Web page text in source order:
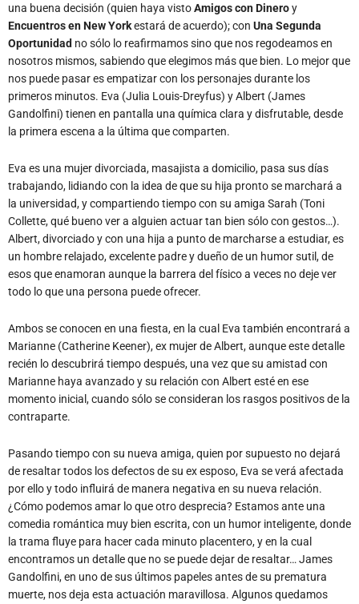
una buena decisión (quien haya vistoAmigos con Dineroy
Encuentros en New Yorkestará de acuerdo); con Una Segunda
Oportunidad no sólo lo reafirmamos sino que nos regodeamos en
nosotros mismos, sabiendo que elegimos más que bien. Lo mejor que
nos puede pasar es empatizar con los personajes durante los
primeros minutos. Eva (Julia Louis-Dreyfus) y Albert (James
Gandolfini) tienen en pantalla una química clara y disfrutable, desde
la primera escena a la última que comparten.
Eva es una mujer divorciada, masajista a domicilio, pasa sus días
trabajando, lidiando con la idea de que su hija pronto se marchará a
la universidad, y compartiendo tiempo con su amiga Sarah (Toni
Collette, qué bueno ver a alguien actuar tan bien sólo con gestos…).
Albert, divorciado y con una hija a punto de marcharse a estudiar, es
un hombre relajado, excelente padre y dueño de un humor sutil, de
esos que enamoran aunque la barrera del físico a veces no deje ver
todo lo que una persona puede ofrecer.
Ambos se conocen en una fiesta, en la cual Eva también encontrará a
Marianne (Catherine Keener), ex mujer de Albert, aunque este detalle
recién lo descubrirá tiempo después, una vez que su amistad con
Marianne haya avanzado y su relación con Albert esté en ese
momento inicial, cuando sólo se consideran los rasgos positivos de la
contraparte.
Pasando tiempo con su nueva amiga, quien por supuesto no dejará
de resaltar todos los defectos de su ex esposo, Eva se verá afectada
por ello y todo influirá de manera negativa en su nueva relación.
¿Cómo podemos amar lo que otro desprecia? Estamos ante una
comedia romántica muy bien escrita, con un humor inteligente, donde
la trama fluye para hacer cada minuto placentero, y en la cual
encontramos un detalle que no se puede dejar de resaltar… James
Gandolfini, en uno de sus últimos papeles antes de su prematura
muerte, nos deja esta actuación maravillosa. Algunos quedamos